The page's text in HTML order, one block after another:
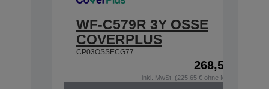
WF-C579R 3Y OSSE
COVERPLUS
CP03OSSECG77
268,52 €
inkl. MwSt. (225,65 € ohne MwSt.)